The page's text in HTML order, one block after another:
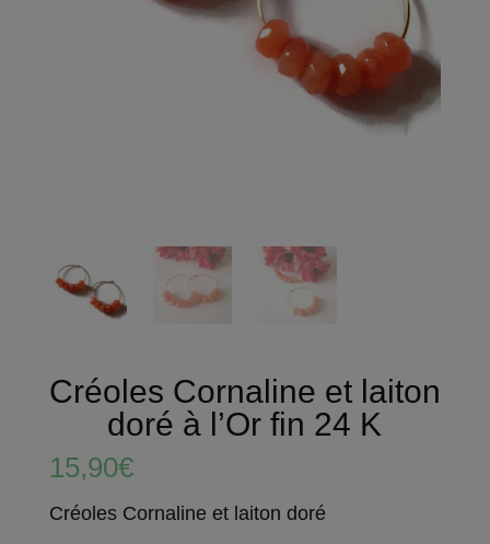
Créoles Cornaline et laiton
doré à l’Or fin 24 K
15,90€
Créoles Cornaline et laiton doré